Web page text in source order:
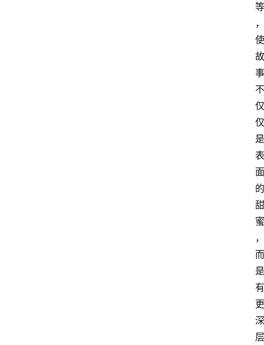
等
，
使
故
事
不
仅
仅
是
表
面
的
甜
蜜
，
而
是
有
更
深
层